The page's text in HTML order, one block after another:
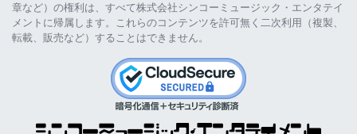
章など）の権利は、すべて株式会社シンコーミュージック・エンタテイ
メントに帰属します。これらのコンテンツを許可無く二次利用（複製、
転載、販売など）することはできません。